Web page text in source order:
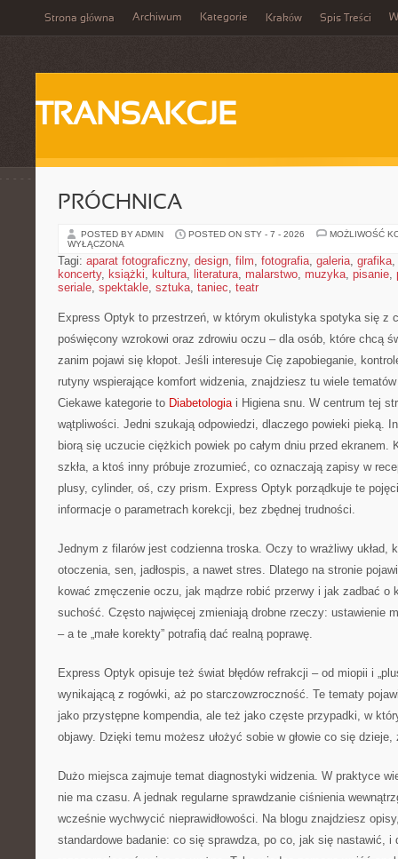
Strona główna Archiwum Kategorie Kraków Spis Treści
TRANSAKCJE
PRÓCHNICA
POSTED BY ADMIN POSTED ON STY - 7 - 2026
MOŻLIWOŚĆ
WYŁĄCZONA
Tagi: aparat fotograficzny, design, film, fotografia, galeria, grafika,
koncerty, książki, kultura, literatura, malarstwo, muzyka, pisanie,
seriale, spektakle, sztuka, taniec, teatr
Express Optyk to przestrzeń, w którym okulistyka spotyka się z
poświęcony wzrokowi oraz zdrowiu oczu – dla osób, które chcą
zanim pojawi się kłopot. Jeśli interesuje Cię zapobieganie,
rutyny wspierające komfort widzenia, znajdziesz tu wiele
Ciekawe kategorie to Diabetologiai Higiena snu. W centrum tej
wątpliwości. Jedni szukają odpowiedzi, dlaczego powieki pieką.
biorą się uczucie ciężkich powiek po całym dniu przed ekranem.
szkła, a ktoś inny próbuje zrozumieć, co oznaczają zapisy w
plusy, cylinder, oś, czy prism. Express Optyk porządkuje te
informacje o parametrach korekcji, bez zbędnej trudności.
Jednym z filarów jest codzienna troska. Oczy to wrażliwy układ,
otoczenia, sen, jadłospis, a nawet stres. Dlatego na stronie
kować zmęczenie oczu, jak mądrze robić przerwy i jak zadbać o
suchość. Często najwięcej zmieniają drobne rzeczy: ustawienie
– a te „małe korekty” potrafią dać realną poprawę.
Express Optyk opisuje też świat błędów refrakcji – od miopii i
wynikającą z rogówki, aż po starczowzroczność. Te tematy
jako przystępne kompendia, ale też jako częste przypadki, w
objawy. Dzięki temu możesz ułożyć sobie w głowie co się
Dużo miejsca zajmuje temat diagnostyki widzenia. W praktyce
nie ma czasu. A jednak regularne sprawdzanie ciśnienia
wcześnie wychwycić nieprawidłowości. Na blogu znajdziesz
standardowe badanie: co się sprawdza, po co, jak się nastawić, i